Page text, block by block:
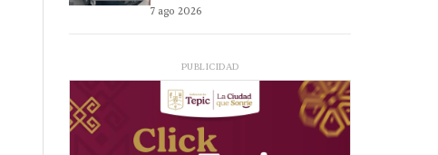
7 ago 2026
PUBLICIDAD